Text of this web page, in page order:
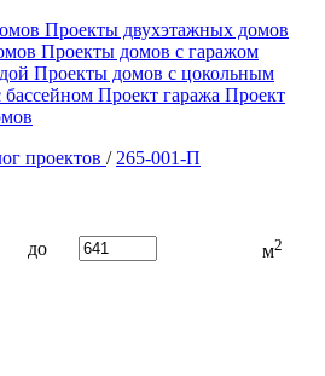
Проекты двухэтажных домов
Проекты домов с гаражом
Проекты домов с цокольным
Проект гаража Проект
проектов / 265-001-П
до м2